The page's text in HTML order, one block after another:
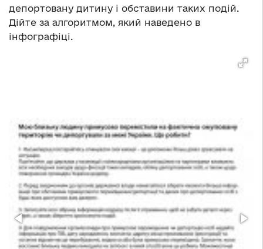
депортовану дитину і обставини таких подій.
Дійте за алгоритмом, який наведено в
інфографіці.